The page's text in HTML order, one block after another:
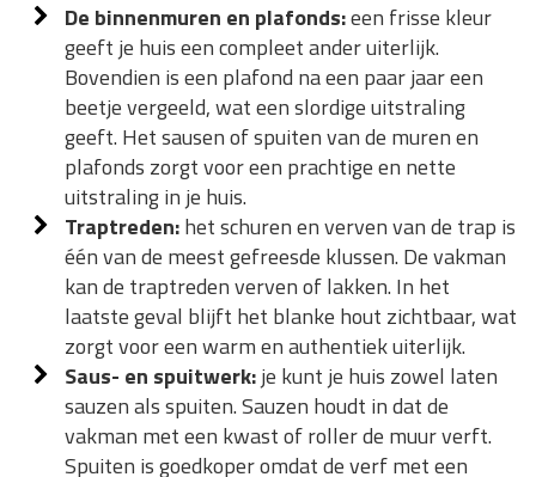
De binnenmuren en plafonds:een frisse kleur
geeft je huis een compleet ander uiterlijk.
Bovendien is een plafond na een paar jaar een
beetje vergeeld, wat een slordige uitstraling
geeft. Het sausen of spuiten van de muren en
plafonds zorgt voor een prachtige en nette
uitstraling in je huis.
Traptreden:het schuren en verven van de trap is
één van de meest gefreesde klussen. De vakman
kan de traptreden verven of lakken. In het
laatste geval blijft het blanke hout zichtbaar, wat
zorgt voor een warm en authentiek uiterlijk.
Saus- en spuitwerk:je kunt je huis zowel laten
sauzen als spuiten. Sauzen houdt in dat de
vakman met een kwast of roller de muur verft.
Spuiten is goedkoper omdat de verf met een